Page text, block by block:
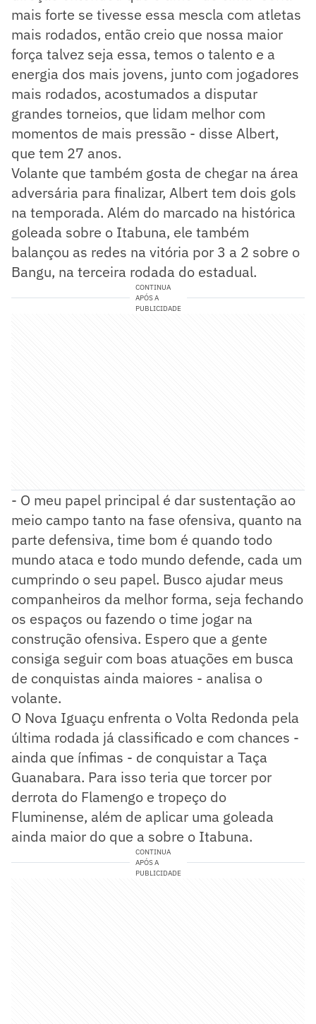
mais forte se tivesse essa mescla com atletas
mais rodados, então creio que nossa maior
força talvez seja essa, temos o talento e a
energia dos mais jovens, junto com jogadores
mais rodados, acostumados a disputar
grandes torneios, que lidam melhor com
momentos de mais pressão - disse Albert,
que tem 27 anos.
Volante que também gosta de chegar na área
adversária para finalizar, Albert tem dois gols
na temporada. Além do marcado na histórica
goleada sobre o Itabuna, ele também
balançou as redes na vitória por 3 a 2 sobre o
Bangu, na terceira rodada do estadual.
CONTINUA
APÓS A
PUBLICIDADE
- O meu papel principal é dar sustentação ao
meio campo tanto na fase ofensiva, quanto na
parte defensiva, time bom é quando todo
mundo ataca e todo mundo defende, cada um
cumprindo o seu papel. Busco ajudar meus
companheiros da melhor forma, seja fechando
os espaços ou fazendo o time jogar na
construção ofensiva. Espero que a gente
consiga seguir com boas atuações em busca
de conquistas ainda maiores - analisa o
volante.
O Nova Iguaçu enfrenta o Volta Redonda pela
última rodada já classificado e com chances -
ainda que ínfimas - de conquistar a Taça
Guanabara. Para isso teria que torcer por
derrota do Flamengo e tropeço do
Fluminense, além de aplicar uma goleada
ainda maior do que a sobre o Itabuna.
CONTINUA
APÓS A
PUBLICIDADE